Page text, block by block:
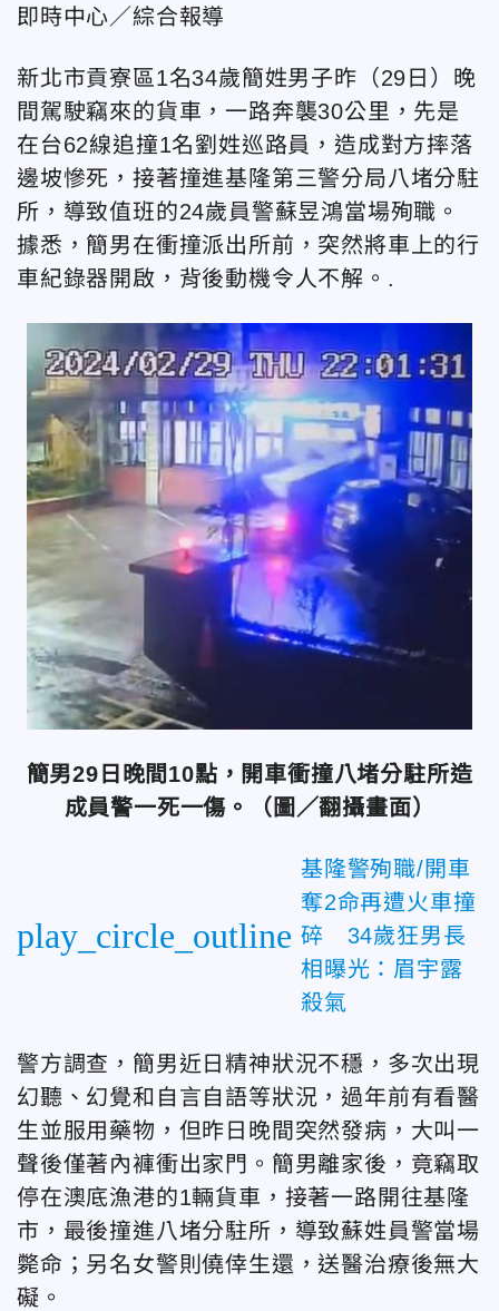
即時中心／綜合報導
新北市貢寮區1名34歲簡姓男子昨（29日）晚
間駕駛竊來的貨車，一路奔襲30公里，先是
在台62線追撞1名劉姓巡路員，造成對方摔落
邊坡慘死，接著撞進基隆第三警分局八堵分駐
所，導致值班的24歲員警蘇昱鴻當場殉職。
據悉，簡男在衝撞派出所前，突然將車上的行
車紀錄器開啟，背後動機令人不解。.
簡男29日晚間10點，開車衝撞八堵分駐所造
成員警一死一傷。（圖／翻攝畫面）
play_circle_outline
基隆警殉職/開車
奪2命再遭火車撞
碎 34歲狂男長
相曝光：眉宇露
殺氣
警方調查，簡男近日精神狀況不穩，多次出現
幻聽、幻覺和自言自語等狀況，過年前有看醫
生並服用藥物，但昨日晚間突然發病，大叫一
聲後僅著內褲衝出家門。簡男離家後，竟竊取
停在澳底漁港的1輛貨車，接著一路開往基隆
市，最後撞進八堵分駐所，導致蘇姓員警當場
斃命；另名女警則僥倖生還，送醫治療後無大
礙。